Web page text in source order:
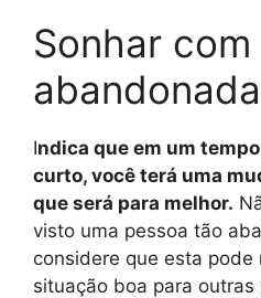
Sonhar
abandonada
Indica que em um
curto, você terá uma
que será para melhor.
visto uma pessoa tão
considere que esta pode
situação boa para outras